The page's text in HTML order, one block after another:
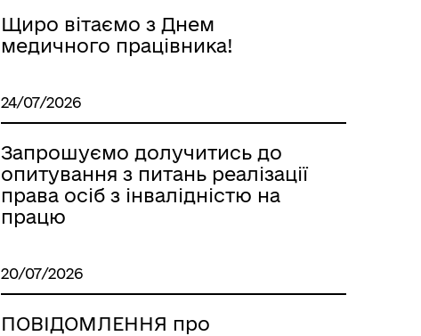
Щиро вітаємо з Днем
медичного працівника!
24/07/2026
Запрошуємо долучитись до
опитування з питань реалізації
права осіб з інвалідністю на
працю
20/07/2026
ПОВІДОМЛЕННЯ про